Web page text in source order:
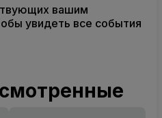
вашим
увидеть все события